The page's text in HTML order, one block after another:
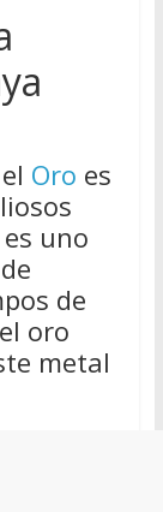
Oro es
uno
de
oro
metal